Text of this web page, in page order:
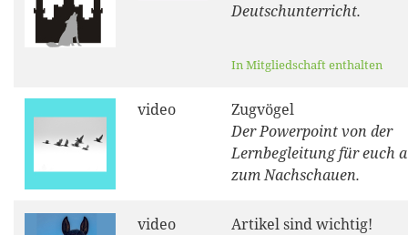
Deutschunterricht.
In Mitgliedschaft enthalten
video
Zugvögel
Der Powerpoint von der
Lernbegleitung für euch
zum Nachschauen.
video
Artikel sind wichtig!